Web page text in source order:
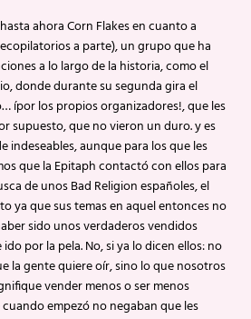
ahora Corn Flakes en cuanto a
a parte), un grupo que ha
a lo largo de la historia, como el
donde durante su segunda gira el
ípor los propios organizadores!, que les
supuesto, que no vieron un duro. y es
indeseables, aunque para los que les
que la Epitaph contactó con ellos para
de unos Bad Religion españoles, el
ya que sus temas en aquel entonces no
sido unos verdaderos vendidos
por la pela. No, si ya lo dicen ellos: no
la gente quiere oír, sino lo que nosotros
vender menos o ser menos
empezó no negaban que les